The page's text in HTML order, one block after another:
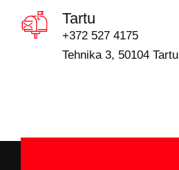
Tartu
+372 527 4175
Tehnika 3, 50104 Tartu